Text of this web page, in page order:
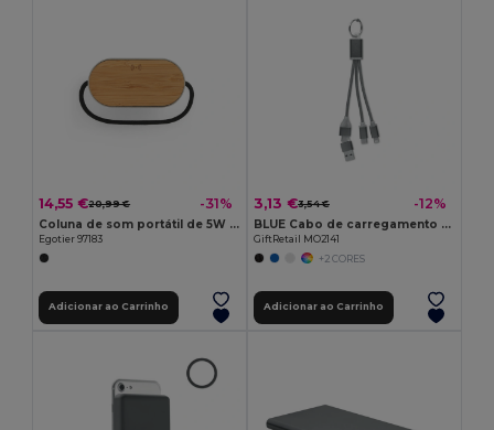
14,55 €20,99 € -31%
Coluna de som portátil de 5W com carregador wireless super rápido 15W e 2h de autonomia em bambu e PET reciclado (100% rPET)
Egotier 97183
Adicionar ao Carrinho
3,13 €3,54 € -12%
BLUE Cabo de carregamento 4 em 1
GiftRetail MO2141
+2 CORES
Adicionar ao Carrinho